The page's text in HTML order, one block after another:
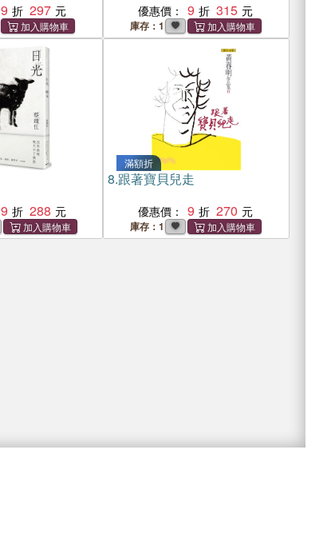
9 297 優惠價： 9 315
庫存：1
9 288
滿額折
8.跟著寶貝兒走
優惠價： 9 270
庫存：1